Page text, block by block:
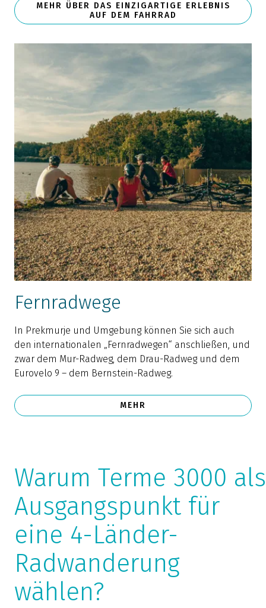
MEHR ÜBER DAS EINZIGARTIGE ERLEBNIS
AUF DEM FAHRRAD
Fernradwege
In Prekmurje und Umgebung können Sie sich auch
den internationalen „Fernradwegen“ anschließen, und
zwar dem Mur-Radweg, dem Drau-Radweg und dem
Eurovelo 9 – dem Bernstein-Radweg.
MEHR
Warum Terme 3000 als
Ausgangspunkt für
eine 4-Länder-
Radwanderung
wählen?